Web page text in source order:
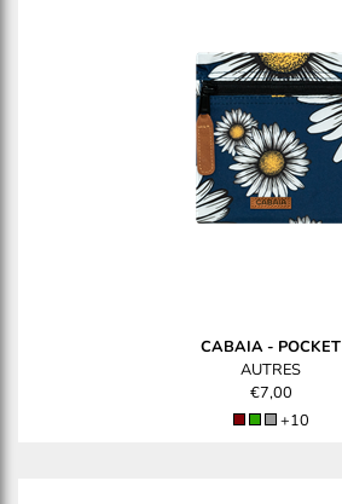
CABAIA- POCKET
AUTRES
€7,00
+10